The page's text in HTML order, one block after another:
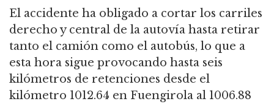
El accidente ha obligado a cortar los carriles
derecho y central de la autovía hasta retirar
tanto el camión como el autobús, lo que a
esta hora sigue provocando hasta seis
kilómetros de retenciones desde el
kilómetro 1012.64 en Fuengirola al 1006.88